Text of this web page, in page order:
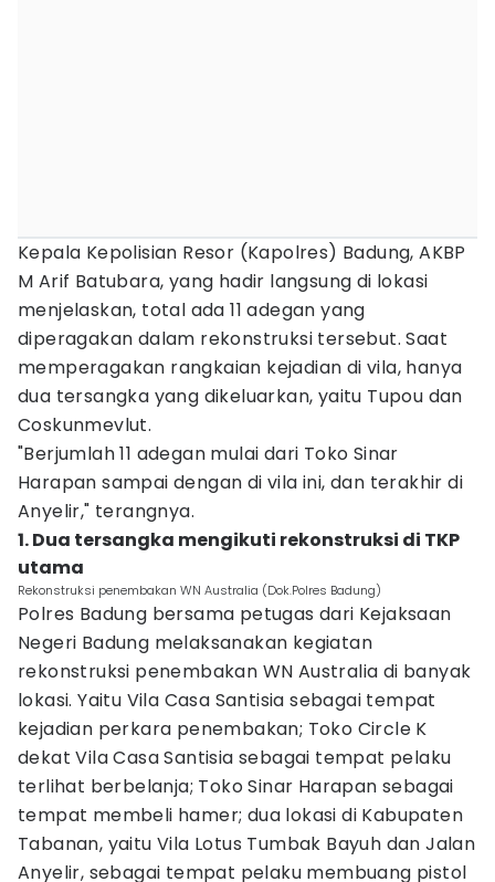
Kepala Kepolisian Resor (Kapolres) Badung, AKBP
M Arif Batubara, yang hadir langsung di lokasi
menjelaskan, total ada 11 adegan yang
diperagakan dalam rekonstruksi tersebut. Saat
memperagakan rangkaian kejadian di vila, hanya
dua tersangka yang dikeluarkan, yaitu Tupou dan
Coskunmevlut.
"Berjumlah 11 adegan mulai dari Toko Sinar
Harapan sampai dengan di vila ini, dan terakhir di
Anyelir," terangnya.
1. Dua tersangka mengikuti rekonstruksi di TKP
utama
Rekonstruksi penembakan WN Australia (Dok.Polres Badung)
Polres Badung bersama petugas dari Kejaksaan
Negeri Badung melaksanakan kegiatan
rekonstruksi penembakan WN Australia di banyak
lokasi. Yaitu Vila Casa Santisia sebagai tempat
kejadian perkara penembakan; Toko Circle K
dekat Vila Casa Santisia sebagai tempat pelaku
terlihat berbelanja; Toko Sinar Harapan sebagai
tempat membeli hamer; dua lokasi di Kabupaten
Tabanan, yaitu Vila Lotus Tumbak Bayuh dan Jalan
Anyelir, sebagai tempat pelaku membuang pistol